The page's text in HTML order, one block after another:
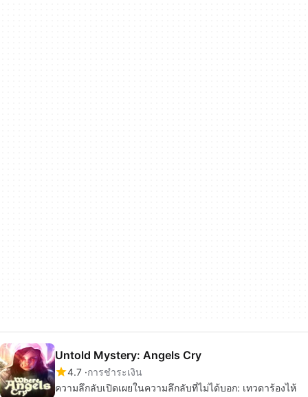
Untold Mystery: Angels Cry
4.7 การชำระเงิน
ความลึกลับเปิดเผยในความลึกลับที่ไม่ได้บอก: เทวดาร้องไห้